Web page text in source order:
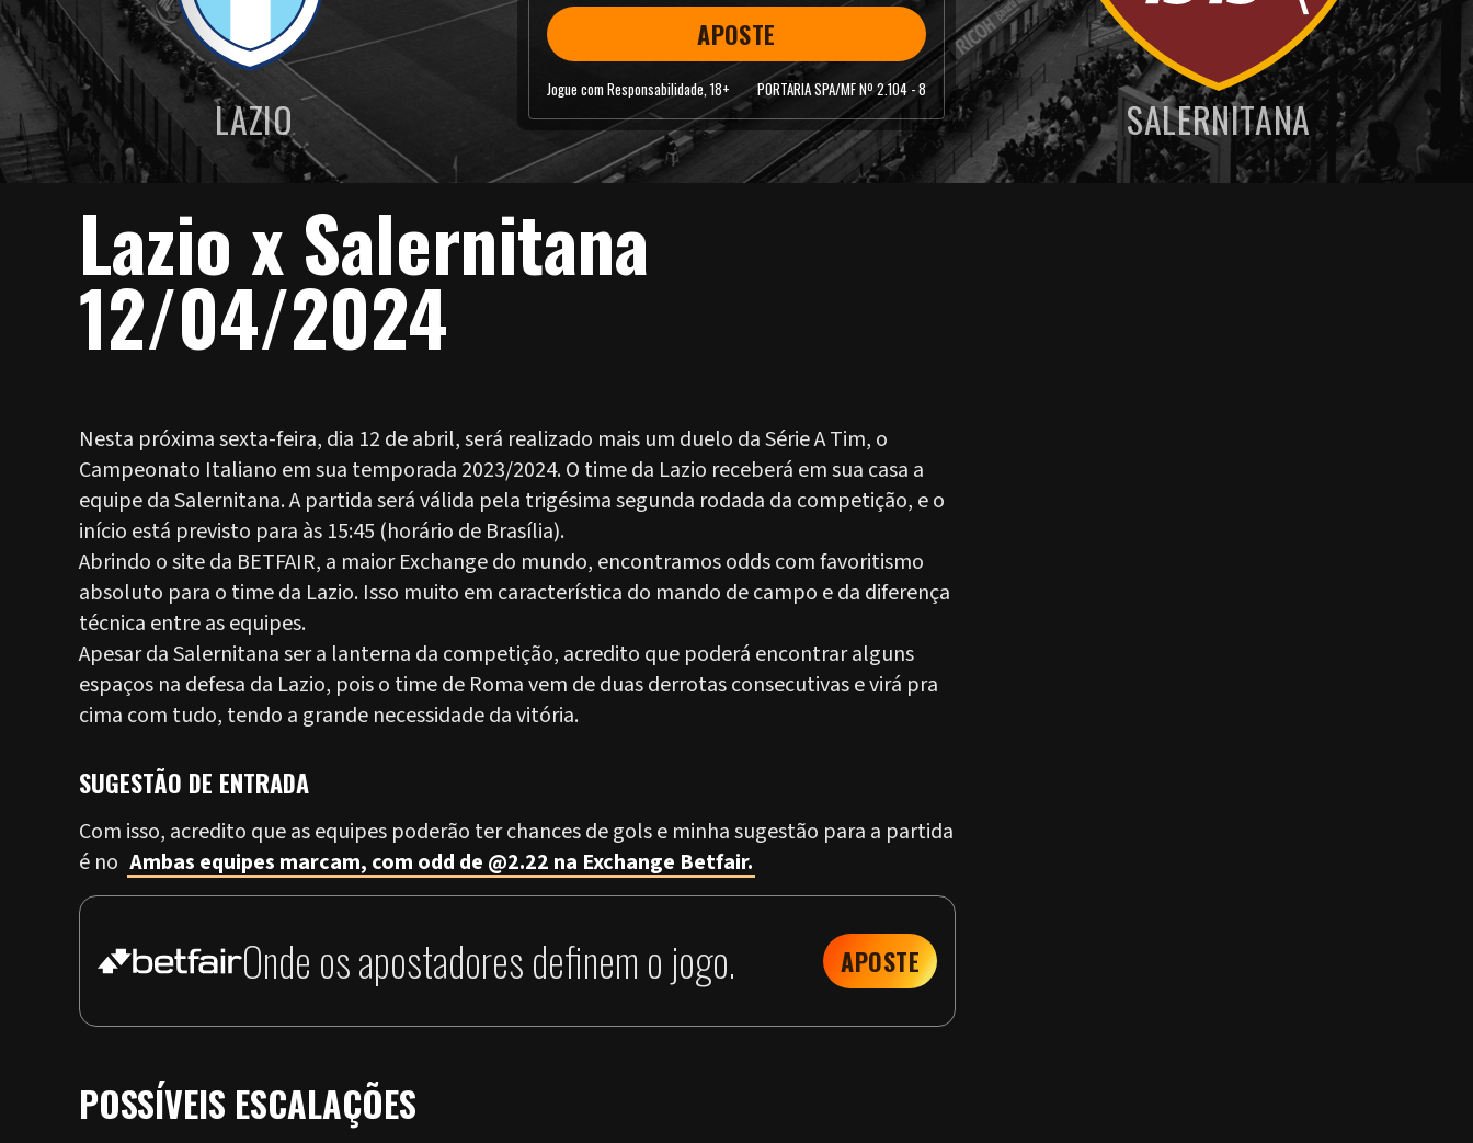
LAZIO
APOSTE
Jogue com Responsabilidade, 18+ PORTARIA SPA/MF Nº 2.104 - 8
SALERNITANA
Lazio x Salernitana
12/04/2024
Nesta próxima sexta-feira, dia 12 de abril, será realizado mais um duelo da Série A Tim, o
Campeonato Italiano em sua temporada 2023/2024. O time da Lazio receberá em sua casa a
equipe da Salernitana. A partida será válida pela trigésima segunda rodada da competição, e o
início está previsto para às 15:45 (horário de Brasília).
Abrindo o site da BETFAIR, a maior Exchange do mundo, encontramos odds com favoritismo
absoluto para o time da Lazio. Isso muito em característica do mando de campo e da diferença
técnica entre as equipes.
Apesar da Salernitana ser a lanterna da competição, acredito que poderá encontrar alguns
espaços na defesa da Lazio, pois o time de Roma vem de duas derrotas consecutivas e virá pra
cima com tudo, tendo a grande necessidade da vitória.
SUGESTÃO DE ENTRADA
Com isso, acredito que as equipes poderão ter chances de gols e minha sugestão para a partida
é no Ambas equipes marcam, com odd de @2.22 na Exchange Betfair.
Onde os apostadores definem o jogo. APOSTE
POSSÍVEIS ESCALAÇÕES